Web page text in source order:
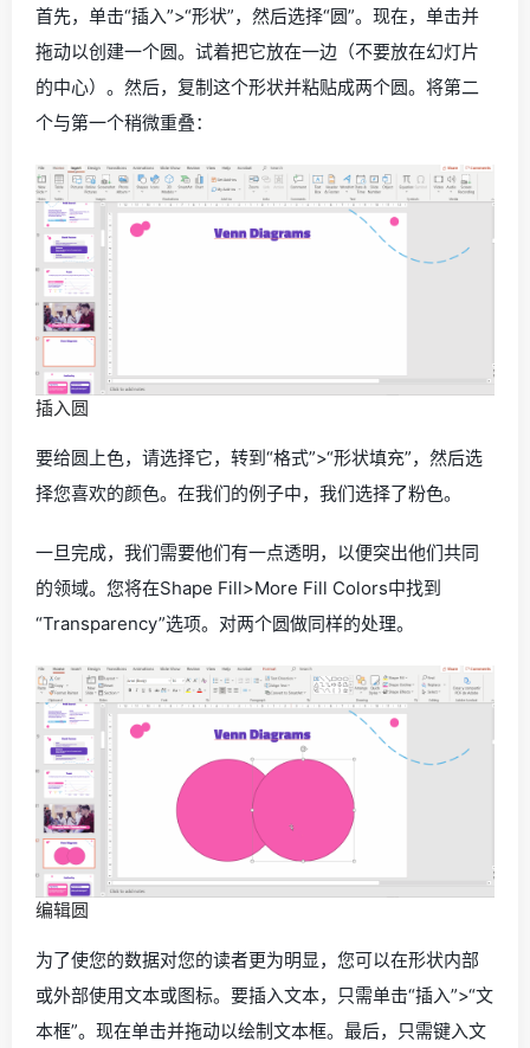
首先，单击“插入”>“形状”，然后选择“圆”。现在，单击并
拖动以创建一个圆。试着把它放在一边（不要放在幻灯片
的中心）。然后，复制这个形状并粘贴成两个圆。将第二
个与第一个稍微重叠：
插入圆
要给圆上色，请选择它，转到“格式”>“形状填充”，然后选
择您喜欢的颜色。在我们的例子中，我们选择了粉色。
一旦完成，我们需要他们有一点透明，以便突出他们共同
的领域。您将在Shape Fill>More Fill Colors中找到
“Transparency”选项。对两个圆做同样的处理。
编辑圆
为了使您的数据对您的读者更为明显，您可以在形状内部
或外部使用文本或图标。要插入文本，只需单击“插入”>“文
本框”。现在单击并拖动以绘制文本框。最后，只需键入文